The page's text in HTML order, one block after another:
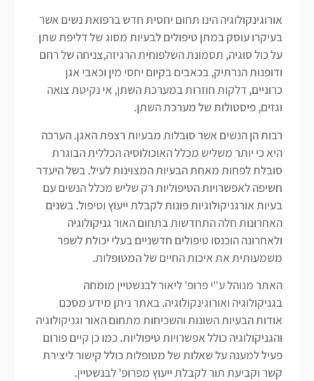
אורוגינקולוגיה הינו תחום יחסית חדש ברפואת נשים אשר
בעיקרו עוסק במתן טיפולים לבעיות מסוג של דליפת שתן
על כול סוגיה, תסמונת השלפוחית הרגיזה,צניחה של רחם
ודופנות הנרתיק, בכאבים בקיום יחסי מין וכאבי אגן
כרוניים, דלקות חוזרות במערכת השתן, אי נקיטת צואה
וגזים, פיסטולות של מערכת השתן.
רבות הן הנשים אשר סובלות מבעיות רצפת האגן. הערכה
היא כי יותר משליש מכלל האוכולוסיה הכללית הבוגרת
סובלת לפחות מאחת הבעיות המצוינות לעיל. בשל היעדר
חשיפה לאפשרויות הטיפוליות רק שליש מכלל הנשים עם
בעיות אורגניקולוגיות פונות לקבלת ייעוץ וטיפול. בשנים
האחרונות חלה התחדשות בתחום האור גניקולוגיה
ולאחרונה הוכנסו טיפולים חדשניים בעלי יכולת לשפר
משמעותית את איכות החיים של המטופלות.
האתר מנוהל ע"י פרופ' ליאור לבנשטיין מומחה
בגניקולוגיה ואורוגינקולוגיה. באתר ניתן מידע מסכם
אודות הבעיות השונות והשכיחות מתחום האור וגניקולוגיה
והגניקולוגיה כולל אפשרויות טיפוליות. כמו כן קיים פורום
פעיל למענה על שאלות של מטופלות כולל קישור ליצירת
קשר וקביעת תור לקבלת ייעוץ מפרופ' לבנשטיין.